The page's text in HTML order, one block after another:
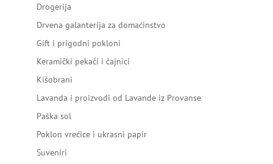
Drogerija
Drvena galanterija za domaćinstvo
Gift i prigodni pokloni
Keramički pekači i čajnici
Kišobrani
Lavanda i proizvodi od Lavande iz Provanse
Paška sol
Poklon vrećice i ukrasni papir
Suveniri